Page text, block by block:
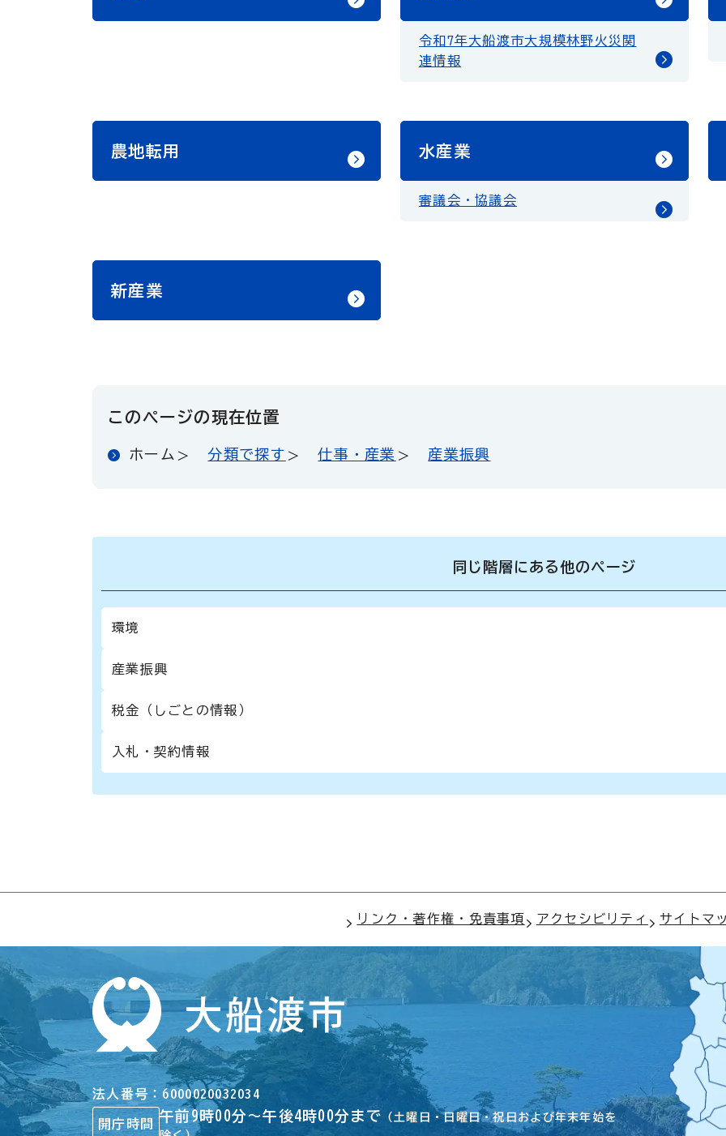
令和7年大船渡市大規模林野火災関
連情報
農地転用 水産業
審議会・協議会
新産業
このページの現在位置
ホーム 分類で探す 仕事・産業 産業振興
同じ階層にある他のページ
環境
産業振興
税金（しごとの情報）
入札・契約情報
リンク・著作権・免責事項 アクセシビリティ サイトマ
法人番号 6000020032034
開庁時間
午前9時00分～午後4時00分まで （土曜日・日曜日・祝日および年末年始を